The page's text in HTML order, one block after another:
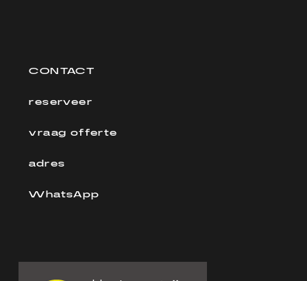
CONTACT
reserveer
vraag offerte
adres
WhatsApp